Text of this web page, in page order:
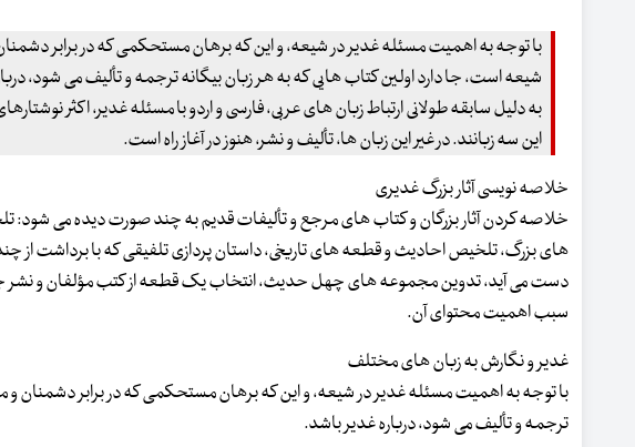
با توجه به اهمیت مسئله غدیر در شیعه، و این که برهان مستحکمی که در برابر
شیعه است، جا دارد اولین کتاب هایی که به هر زبان بیگانه ترجمه و تألیف می شود،
به دلیل سابقه طولانی ارتباط زبان های عربی، فارسی و اردو با مسئله غدیر، اکثر
این سه زبانند. در غیر این زبان ها، تألیف و نشر، هنوز در آغاز راه است.
خلاصه نویسی آثار بزرگ غدیری
خلاصه کردن آثار بزرگان و کتاب های مرجع و تألیفات قدیم به چند صورت دیده می شود:
های بزرگ، تلخیص احادیث و قطعه های تاریخی، داستان پردازی تلفیقی که با برداشت از
دست می آید، تدوین مجموعه های چهل حدیث، انتخاب یک قطعه از کتب مؤلفان و نشر
سبب اهمیت محتوای آن.
غدیر و نگارش به زبان های مختلف
با توجه به اهمیت مسئله غدیر در شیعه، و این که برهان مستحکمی که در برابر دشمنان و
ترجمه و تألیف می شود، درباره غدیر باشد.